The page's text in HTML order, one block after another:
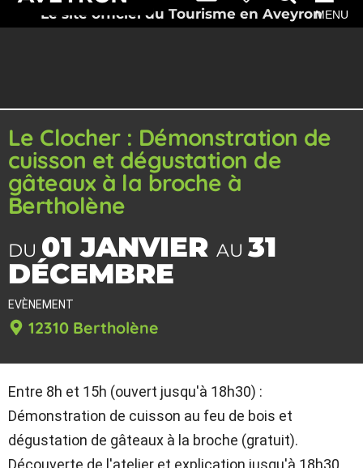
Le site officiel du Tourisme en AveyronMENU
Le Clocher : Démonstration de
cuisson et dégustation de
gâteaux à la broche à
Bertholène
DU 01 JANVIER AU 31
DÉCEMBRE
EVÈNEMENT
12310 Bertholène
Entre 8h et 15h (ouvert jusqu'à 18h30) :
Démonstration de cuisson au feu de bois et
dégustation de gâteaux à la broche (gratuit).
Découverte de l'atelier et explication jusqu'à 18h30.